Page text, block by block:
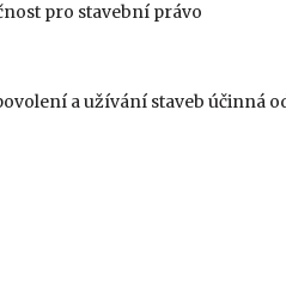
pro stavební právo
a užívání staveb účinná